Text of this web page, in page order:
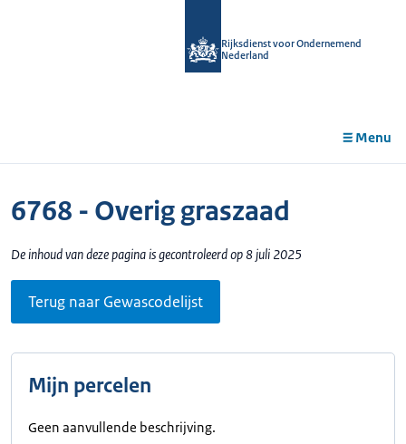
Rijksdienst voor Ondernemend
Nederland
Menu
6768 - Overig graszaad
De inhoud van deze pagina is gecontroleerd op 8 juli 2025
Terug naar Gewascodelijst
Mijn percelen
Geen aanvullende beschrijving.